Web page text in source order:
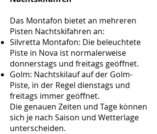
Das Montafon bietet an mehreren
Pisten Nachtskifahren an:
Silvretta Montafon: Die beleuchtete
Piste in Nova ist normalerweise
donnerstags und freitags geöffnet.
Golm: Nachtskilauf auf der Golm-
Piste, in der Regel dienstags und
freitags immer geöffnet.
Die genauen Zeiten und Tage können
sich je nach Saison und Wetterlage
unterscheiden.